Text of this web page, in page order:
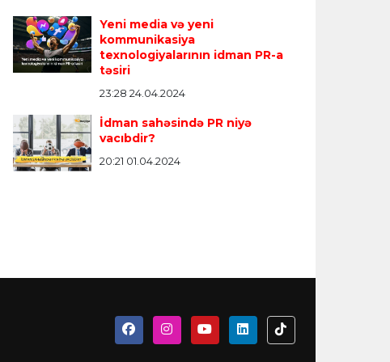
Yeni media və yeni
kommunikasiya
texnologiyalarının idman PR-a
təsiri
23:28 24.04.2024
İdman sahəsində PR niyə
vacıbdir?
20:21 01.04.2024